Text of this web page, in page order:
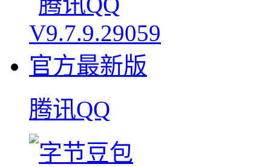
腾讯QQ